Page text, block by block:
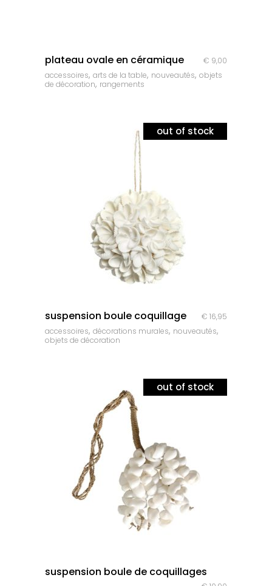
plateau ovale en céramique € 9,00
accessoires, arts de la table, nouveautés, objets
de décoration, rangements
out of stock
suspension boule coquillage € 16,95
accessoires, décorations murales, nouveautés,
objets de décoration
out of stock
suspension boule de coquillages